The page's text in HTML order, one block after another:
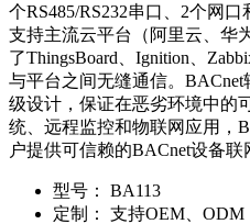
个RS485/RS232串口、2个网
支持主流云平台（阿里云、华
了ThingsBoard、Ignition、
与平台之间无缝通信。
级设计，保证在恶劣环境中的
统、远程监控和物联网应用，
户提供可信赖的BACnet设备联
型号：
BA113
定制：
支持OEM、ODM